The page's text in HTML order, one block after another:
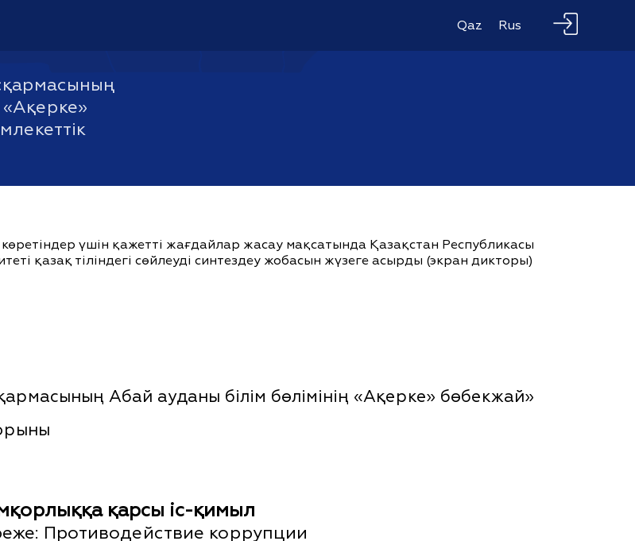
Qaz Rus
«Ақерке»
үшін қажетті жағдайлар жасау мақсатында Қазақстан Республикасы
қазақ тіліндегі сөйлеуді синтездеу жобасын жүзеге асырды (экран дикторы)
Абай ауданы білім бөлімінің «Ақерке» бөбекжай»
қарсы іс-қимыл
Противодействие коррупции